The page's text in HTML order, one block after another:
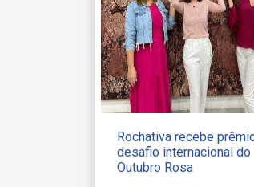
Rochativa recebe
desafio internacional do
Outubro Rosa